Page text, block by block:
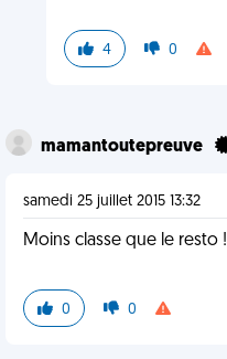
4 0
mamantoutepreuve
samedi 25 juillet 2015 13:32
Moins classe que le resto !
0 0